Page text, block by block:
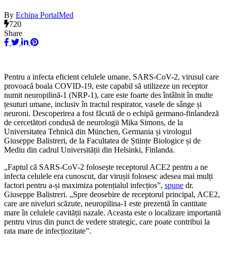
By Echipa PortalMed
720
Share
Pentru a infecta eficient celulele umane, SARS-CoV-2, virusul care
provoacă boala COVID-19, este capabil să utilizeze un receptor
numit neuropilină-1 (NRP-1), care este foarte des întâlnit în multe
țesuturi umane, inclusiv în tractul respirator, vasele de sânge și
neuroni. Descoperirea a fost făcută de o echipă germano-finlandeză
de cercetători condusă de neurologii Mika Simons, de la
Universitatea Tehnică din München, Germania și virologul
Giuseppe Balistreri, de la Facultatea de Științe Biologice și de
Mediu din cadrul Universității din Helsinki, Finlanda.
„Faptul că SARS-CoV-2 folosește receptorul ACE2 pentru a ne
infecta celulele era cunoscut, dar virușii folosesc adesea mai mulți
factori pentru a-și maximiza potențialul infecțios”, spune dr.
Giuseppe Balistreri. „Spre deosebire de receptorul principal, ACE2,
care are niveluri scăzute, neuropilina-1 este prezentă în cantitate
mare în celulele cavității nazale. Aceasta este o localizare importantă
pentru virus din punct de vedere strategic, care poate contribui la
rata mare de infecțiozitate”.